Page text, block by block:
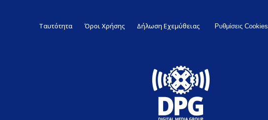
Ταυτότητα Όροι Χρήσης Δήλωση Εχεμύθειας Ρυθμίσεις Cookies